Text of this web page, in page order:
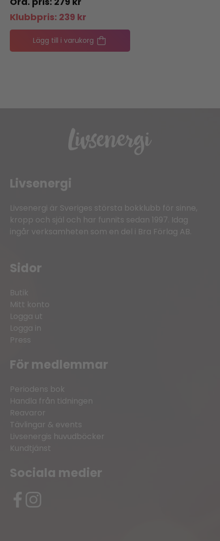
Klubbpris: 239 kr
Lägg till i varukorg
Livsenergi
Livsenergi är Sveriges största bokklubb för sinne,
kropp och själ och har funnits sedan 1997. Idag
ingår verksamheten som en del i Bra Förlag AB.
Sidor
Butik
Mitt konto
Logga ut
Logga in
Press
För medlemmar
Periodens bok
Handla från tidningen
Reavaror
Tävlingar & events
Livsenergis huvudböcker
Kundtjänst
Sociala medier